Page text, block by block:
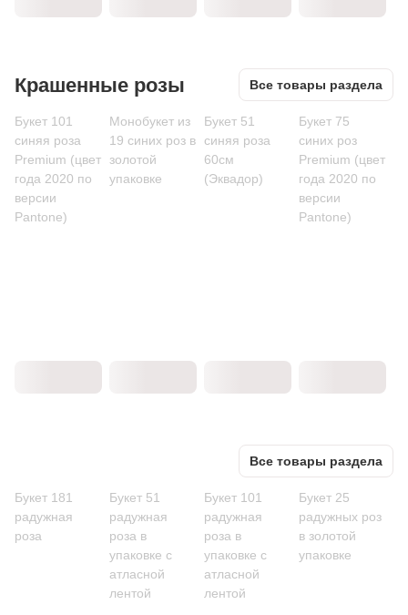
Крашенные розы Все товары раздела
Букет 101
синяя роза
Premium (цвет
года 2020 по
версии
Pantone)
Монобукет из
19 синих роз в
золотой
упаковке
Букет 51
синяя роза
60см
(Эквадор)
Букет 75
синих роз
Premium (цвет
года 2020 по
версии
Pantone)
Все товары раздела
Букет 181
радужная
роза
Букет 51
радужная
роза в
упаковке с
атласной
лентой
Букет 101
радужная
роза в
упаковке с
атласной
лентой
Букет 25
радужных роз
в золотой
упаковке